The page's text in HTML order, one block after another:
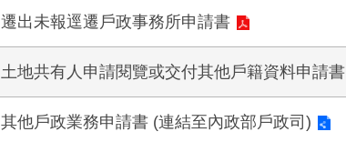
遷出未報逕遷戶政事務所申請書
土地共有人申請閱覽或交付其他戶籍資料申請書
其他戶政業務申請書 (連結至內政部戶政司)